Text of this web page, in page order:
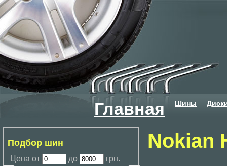
Главная Шины
Подбор шин
Цена от до грн.
Nokian